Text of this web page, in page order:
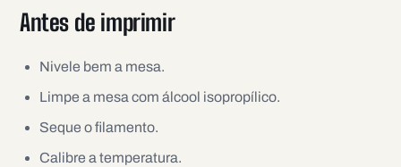
Antes de imprimir
Nivele bem a mesa.
Limpe a mesa com álcool isopropílico.
Seque o filamento.
Calibre a temperatura.